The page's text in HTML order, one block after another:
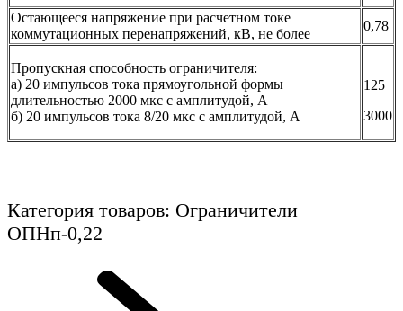
Остающееся напряжение при расчетном токе
коммутационных перенапряжений, кВ, не более
0,78
Пропускная способность ограничителя:
а) 20 импульсов тока прямоугольной формы
длительностью 2000 мкс с амплитудой, А
б) 20 импульсов тока 8/20 мкс с амплитудой, А
125
3000
Категория товаров: Ограничители
ОПНп-0,22